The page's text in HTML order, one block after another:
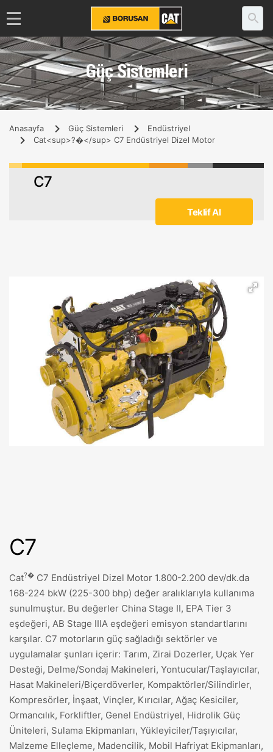
Güç Sistemleri
Anasayfa Güç Sistemleri
Endüstriyel
Cat<sup>?�</sup> C7 Endüstriyel Dizel Motor
C7
Teklif Al
C7
Cat?� C7 Endüstriyel Dizel Motor 1.800-2.200 dev/dk.da
168-224 bkW (225-300 bhp) değer aralıklarıyla kullanıma
sunulmuştur. Bu değerler China Stage II, EPA Tier 3
eşdeğeri, AB Stage IIIA eşdeğeri emisyon standartlarını
karşılar. C7 motorların güç sağladığı sektörler ve
uygulamalar şunları içerir: Tarım, Zirai Dozerler, Uçak Yer
Desteği, Delme/Sondaj Makineleri, Yontucular/Taşlayıcılar,
Hasat Makineleri/Biçerdöverler, Kompaktörler/Silindirler,
Kompresörler, İnşaat, Vinçler, Kırıcılar, Ağaç Kesiciler,
Ormancılık, Forkliftler, Genel Endüstriyel, Hidrolik Güç
Üniteleri, Sulama Ekipmanları, Yükleyiciler/Taşıyıcılar,
Malzeme Elleçleme, Madencilik, Mobil Hafriyat Ekipmanları,